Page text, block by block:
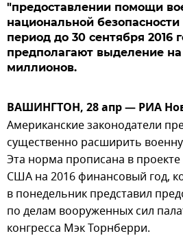
"предоставлении помощи
национальной
период до 30 сентября 2016
предполагают выделение
миллионов.
ВАШИНГТОН, 28 апр — РИА
Американские законодатели
существенно расширить
Эта норма прописана в
США на 2016 финансовый год,
в понедельник представил
по делам вооруженных сил
конгресса Мэк Торнберри.